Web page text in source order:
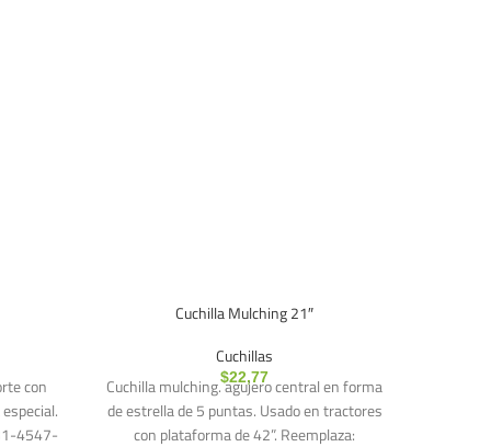
con
4547-
Cuchilla Mulching 21″
Cuchillas
$22,77
Cuchilla mulching. agujero central en forma
de estrella de 5 puntas. Usado en tractores
con plataforma de 42”. Reemplaza: